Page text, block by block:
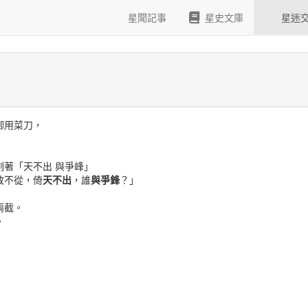
星聞記事 星史文庫 星迷
菜刀，
「天不出 與爭峰」
不從，倚天不出 ，誰與爭鋒？」
。